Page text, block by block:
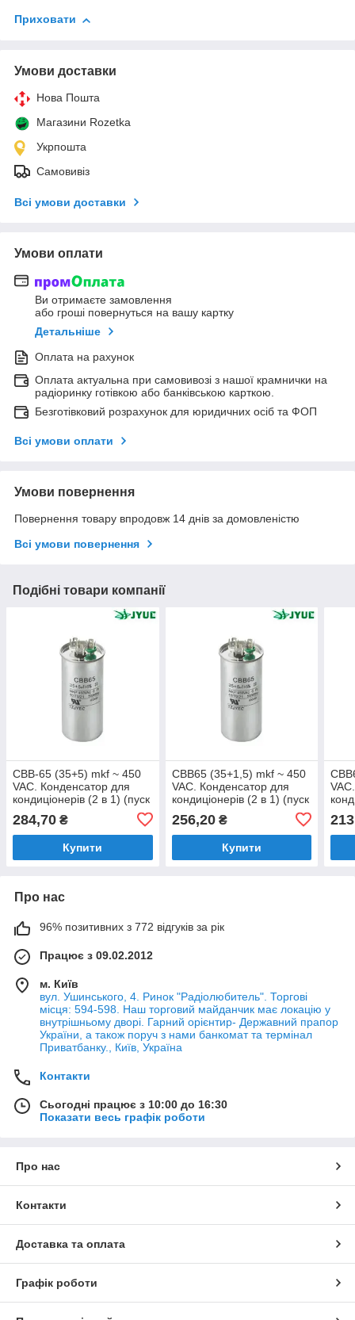
Приховати
Умови доставки
Нова Пошта
Магазини Rozetka
Укрпошта
Самовивіз
Всі умови доставки
Умови оплати
Ви отримаєте замовлення
або гроші повернуться на вашу картку
Детальніше
Оплата на рахунок
Оплата актуальна при самовивозі з нашої крамнички на
радіоринку готівкою або банківською карткою.
Безготівковий розрахунок для юридичних осіб та ФОП
Всі умови оплати
Умови повернення
Повернення товару впродовж 14 днів за домовленістю
Всі умови повернення
Подібні товари компанії
CBB-65 (35+5) mkf ~ 450
VAC. Конденсатор для
кондиціонерів (2 в 1) (пуск
та робота). JYUL (50*100
mm)
284,70 ₴
Купити
CBB65 (35+1,5) mkf ~ 450
VAC. Конденсатор для
кондиціонерів (2 в 1) (пуск
mm)
256,20₴
Купити
mm)
Про нас
96% позитивних з 772 відгуків за рік
Працює з 09.02.2012
м. Київ
вул. Ушинського, 4. Ринок "Радіолюбитель". Торгові
місця: 594-598. Наш торговий майданчик має локацію у
внутрішньому дворі. Гарний орієнтир- Державний прапор
України, а також поруч з нами банкомат та термінал
Приватбанку., Київ, Україна
Контакти
Сьогодні працює з 10:00 до 16:30
Показати весь графік роботи
Про нас
Контакти
Доставка та оплата
Графік роботи